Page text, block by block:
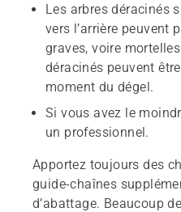
Les arbres déracinés
vers l’arrière peuvent
graves, voire
déracinés peuvent
moment du dégel.
Si vous avez le
un professionnel.
Apportez toujours des
guide-chaînes
d’abattage. Beaucoup